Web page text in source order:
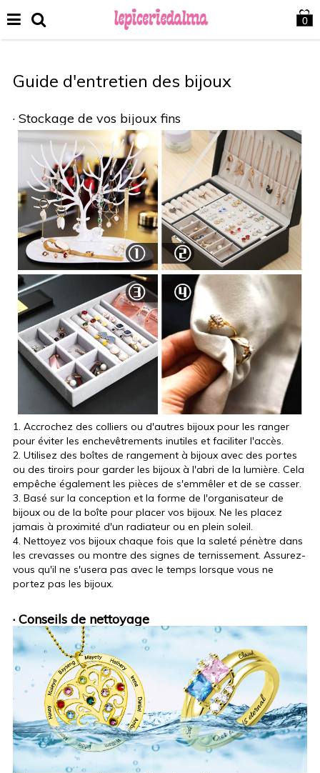
0
Guide d'entretien des bijoux
· Stockage de vos bijoux fins
1. Accrochez des colliers ou d'autres bijoux pour les ranger
pour éviter les enchevêtrements inutiles et faciliter l'accès.
2. Utilisez des boîtes de rangement à bijoux avec des portes
ou des tiroirs pour garder les bijoux à l'abri de la lumière. Cela
empêche également les pièces de s'emmêler et de se casser.
3. Basé sur la conception et la forme de l'organisateur de
bijoux ou de la boîte pour placer vos bijoux. Ne les placez
jamais à proximité d'un radiateur ou en plein soleil.
4. Nettoyez vos bijoux chaque fois que la saleté pénètre dans
les crevasses ou montre des signes de ternissement. Assurez-
vous qu'il ne s'usera pas avec le temps lorsque vous ne
portez pas les bijoux.
· Conseils de nettoyage